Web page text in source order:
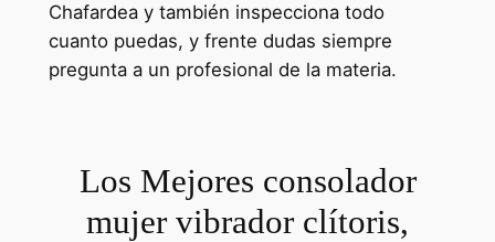
Chafardea y también inspecciona todo
cuanto puedas, y frente dudas siempre
pregunta a un profesional de la materia.
Los Mejores consolador
mujer vibrador clítoris,